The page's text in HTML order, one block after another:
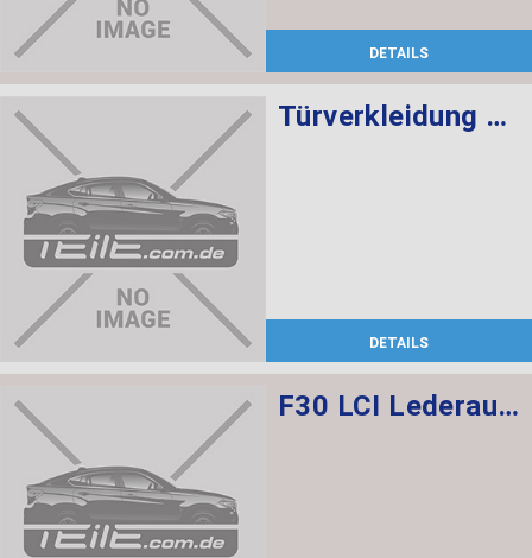
DETAILS
Türverkleidung Leder vorn links SCHWARZ/ROT
DETAILS
F30 LCI Lederausstattung Dakota/ Schwarz, Elektrische Sportsitze mit memory vorne, Sitzheizung vorne + hinten